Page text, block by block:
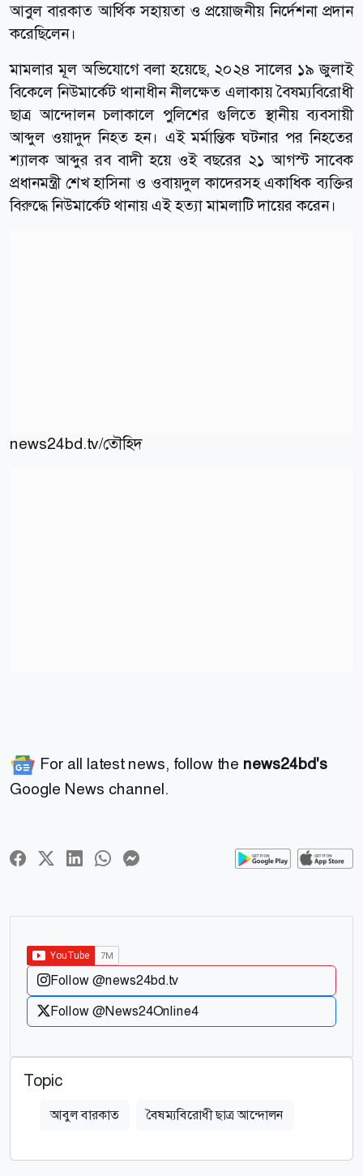
আবুল বারকাত আর্থিক সহায়তা ও প্রয়োজনীয় নির্দেশনা প্রদান
করেছিলেন।
মামলার মূল অভিযোগে বলা হয়েছে, ২০২৪ সালের ১৯ জুলাই
বিকেলে নিউমার্কেট থানাধীন নীলক্ষেত এলাকায় বৈষম্যবিরোধী
ছাত্র আন্দোলন চলাকালে পুলিশের গুলিতে স্থানীয় ব্যবসায়ী
আব্দুল ওয়াদুদ নিহত হন। এই মর্মান্তিক ঘটনার পর নিহতের
শ্যালক আব্দুর রব বাদী হয়ে ওই বছরের ২১ আগস্ট সাবেক
প্রধানমন্ত্রী শেখ হাসিনা ও ওবায়দুল কাদেরসহ একাধিক ব্যক্তির
বিরুদ্ধে নিউমার্কেট থানায় এই হত্যা মামলাটি দায়ের করেন।
news24bd.tv/তৌহিদ
For all latest news, follow the news24bd's
Google News channel.
Follow @news24bd.tv
Follow @News24Online4
Topic
আবুল বারকাত বৈষম্যবিরোধী ছাত্র আন্দোলন